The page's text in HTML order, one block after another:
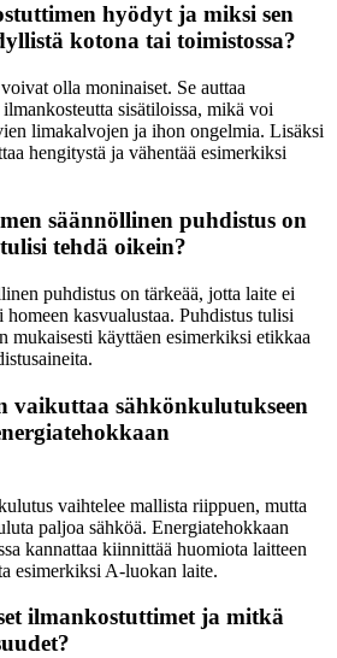
hyödyt ja miksi sen
kotona tai toimistossa?
olla moninaiset. Se auttaa
sisätiloissa, mikä voi
limakalvojen ja ihon ongelmia. Lisäksi
hengitystä ja vähentää esimerkiksi
säännöllinen puhdistus on
tehdä oikein?
puhdistus on tärkeää, jotta laite ei
kasvualustaa. Puhdistus tulisi
mukaisesti käyttäen esimerkiksi etikkaa
vaikuttaa sähkönkulutukseen
vaihtelee mallista riippuen, mutta
paljoa sähköä. Energiatehokkaan
kannattaa kiinnittää huomiota laitteen
esimerkiksi A-luokan laite.
ilmankostuttimet ja mitkä